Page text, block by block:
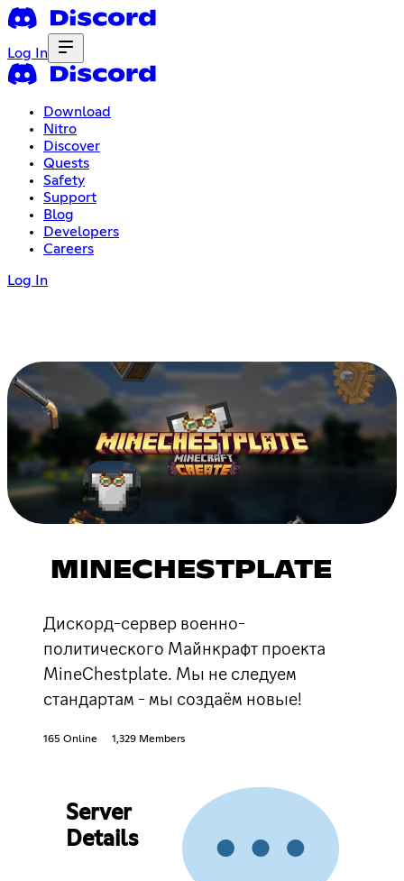
Log In
Download
Nitro
Discover
Quests
Safety
Support
Blog
Developers
Careers
Log In
MINECHESTPLATE
Дискорд-сервер военно-
политического Майнкрафт проекта
MineChestplate. Мы не следуем
стандартам - мы создаём новые!
165 Online 1,329 Members
Server
Details